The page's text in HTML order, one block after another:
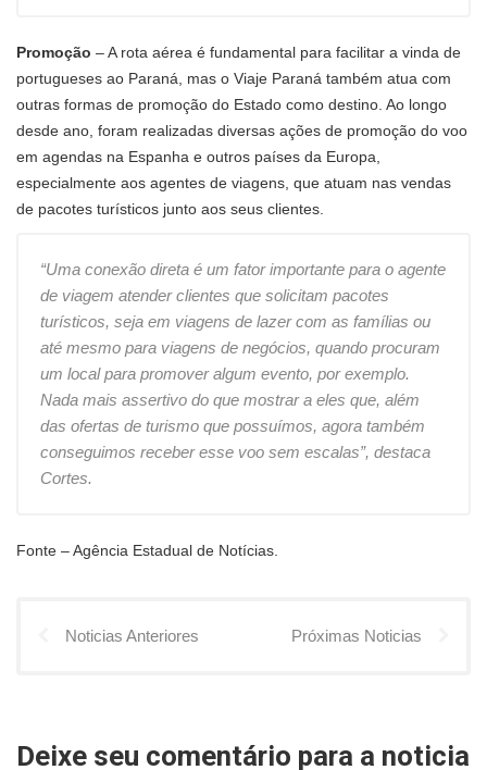
Promoção – A rota aérea é fundamental para facilitar a vinda de
portugueses ao Paraná, mas o Viaje Paraná também atua com
outras formas de promoção do Estado como destino. Ao longo
desde ano, foram realizadas diversas ações de promoção do voo
em agendas na Espanha e outros países da Europa,
especialmente aos agentes de viagens, que atuam nas vendas
de pacotes turísticos junto aos seus clientes.
“Uma conexão direta é um fator importante para o agente
de viagem atender clientes que solicitam pacotes
turísticos, seja em viagens de lazer com as famílias ou
até mesmo para viagens de negócios, quando procuram
um local para promover algum evento, por exemplo.
Nada mais assertivo do que mostrar a eles que, além
das ofertas de turismo que possuímos, agora também
conseguimos receber esse voo sem escalas”, destaca
Cortes.
Fonte – Agência Estadual de Notícias.
Noticias Anteriores Próximas Noticias
Deixe seu comentário para a noticia